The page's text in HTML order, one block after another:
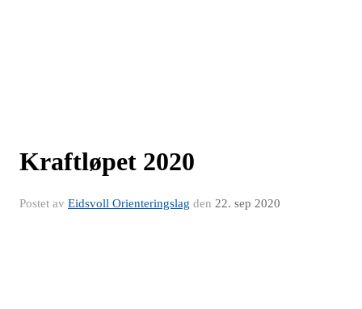
Kraftløpet 2020
Postet av Eidsvoll Orienteringslag den 22. sep 2020